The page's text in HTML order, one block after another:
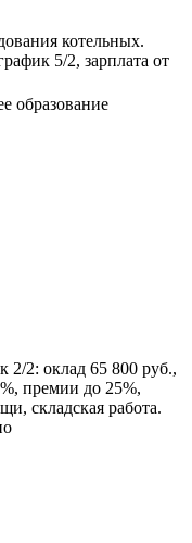
котельных.
5/2, зарплата от
образование
2/2: оклад 65 800 руб.,
премии до 25%,
складская работа.